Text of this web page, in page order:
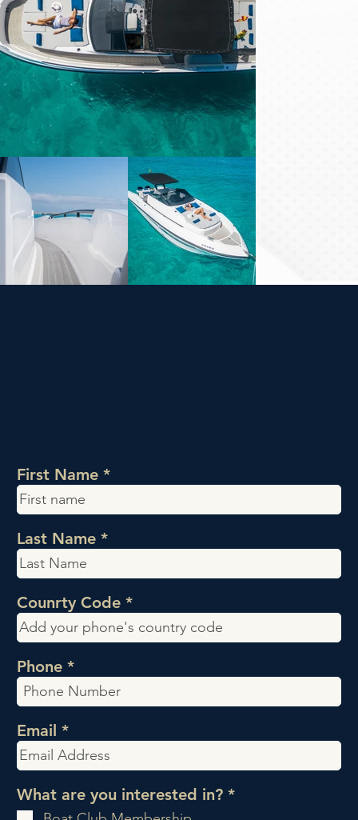
First Name
Last Name
Email
Phone
What are you interested in? *P
Counrty Code